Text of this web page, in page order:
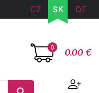
CZ SK DE
0 0.00 €